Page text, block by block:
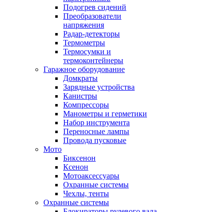
Подогрев сидений
Преобразователи
напряжения
Радар-детекторы
Термометры
Термосумки и
термоконтейнеры
Гаражное оборудование
Домкраты
Зарядные устройства
Канистры
Компрессоры
Манометры и герметики
Набор инструмента
Переносные лампы
Провода пусковые
Мото
Биксенон
Ксенон
Мотоаксессуары
Охранные системы
Чехлы, тенты
Охранные системы